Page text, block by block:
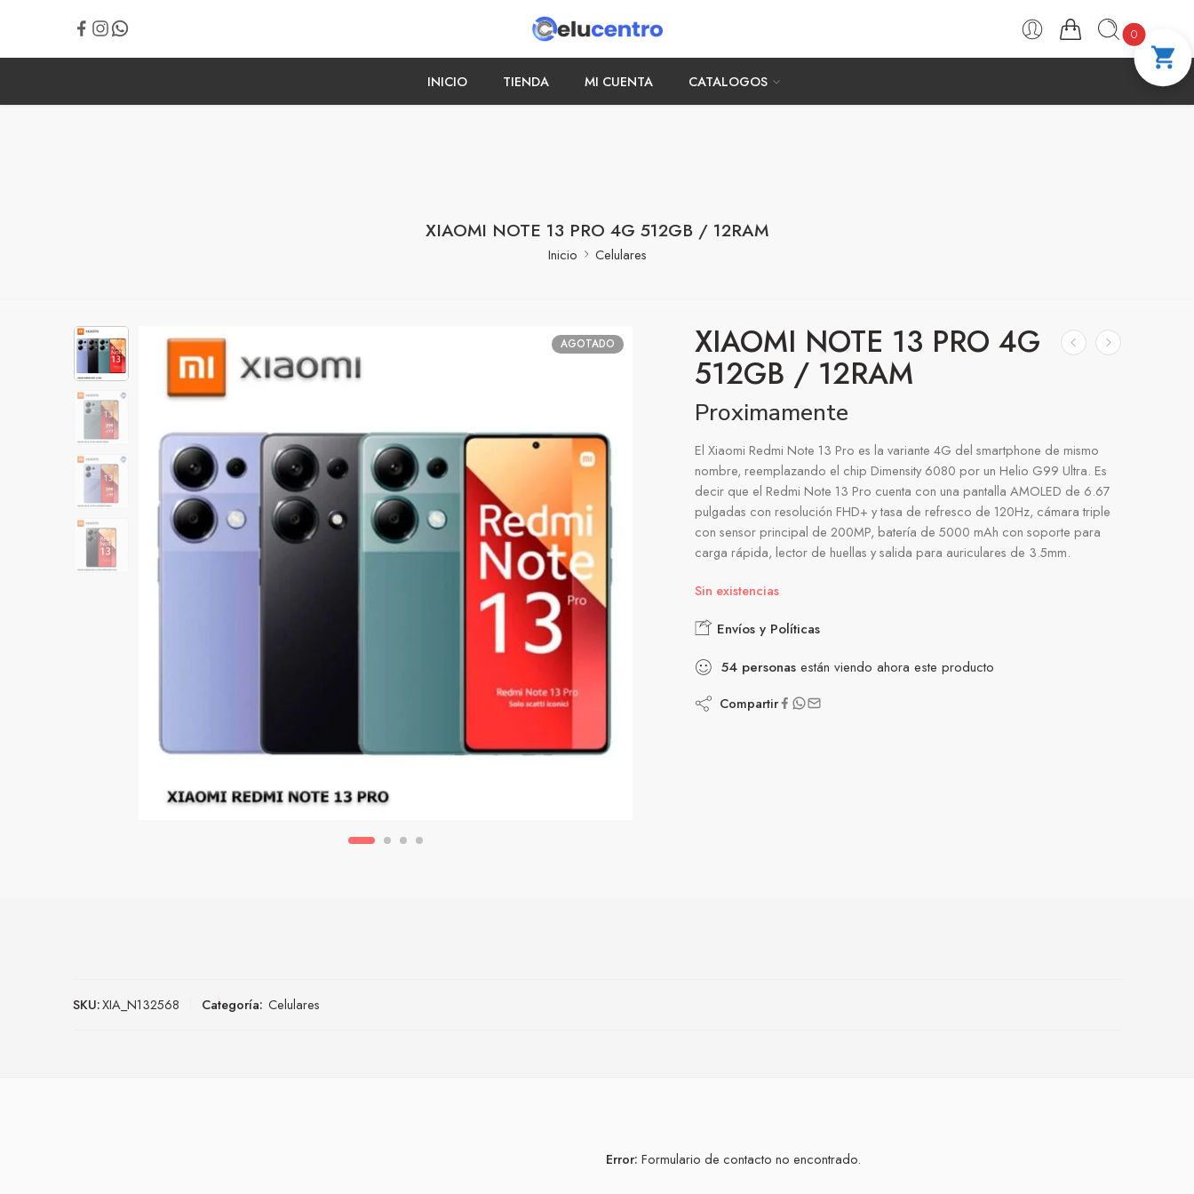
INICIO TIENDA MI CUENTA CATALOGOS
XIAOMI NOTE 13 PRO 4G 512GB / 12RAM
Inicio Celulares
AGOTADO XIAOMI NOTE 13 PRO 4G
512GB / 12RAM
Proximamente
El Xiaomi Redmi Note 13 Pro es la variante 4G del smartphone de mismo
nombre, reemplazando el chip Dimensity 6080 por un Helio G99 Ultra. Es
decir que el Redmi Note 13 Pro cuenta con una pantalla AMOLED de 6.67
pulgadas con resolución FHD+ y tasa de refresco de 120Hz, cámara triple
con sensor principal de 200MP, batería de 5000 mAh con soporte para
carga rápida, lector de huellas y salida para auriculares de 3.5mm.
Sin existencias
Envíos y Políticas
54 personas están viendo ahora este producto
Compartir
SKU:XIA_N132568 Categoría: Celulares
Error: Formulario de contacto no encontrado.
0